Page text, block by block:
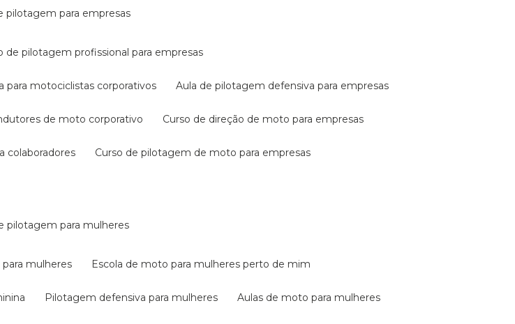
pilotagem para empresas
de pilotagem profissional para empresas
para motociclistas corporativos aula de pilotagem defensiva para empresas
de moto corporativo curso de direção de moto para empresas
colaboradores curso de pilotagem de moto para empresas
pilotagem para mulheres
para mulheres escola de moto para mulheres perto de mim
pilotagem defensiva para mulheres aulas de moto para mulheres